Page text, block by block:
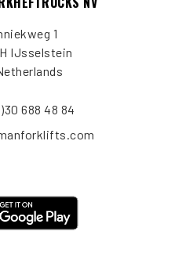
1
IJsselstein
688 48 84